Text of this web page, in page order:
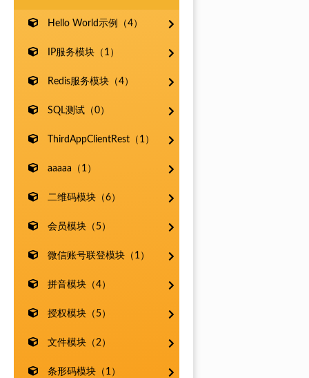
Hello World示例（4）
IP服务模块（1）
Redis服务模块（4）
SQL测试（0）
ThirdAppClientRest（1）
aaaaa（1）
二维码模块（6）
会员模块（5）
微信账号联登模块（1）
拼音模块（4）
授权模块（5）
文件模块（2）
条形码模块（1）